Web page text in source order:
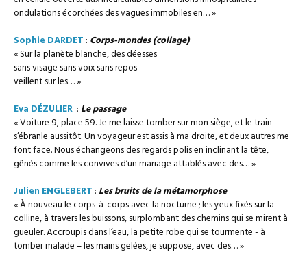
ondulations écorchées des vagues immobiles en… »
Sophie DARDET : Corps-mondes (collage)
« Sur la planète blanche, des déesses
sans visage sans voix sans repos
veillent sur les… »
Eva DÉZULIER : Le passage
« Voiture 9, place 59. Je me laisse tomber sur mon siège, et le train
s’ébranle aussitôt. Un voyageur est assis à ma droite, et deux autres me
font face. Nous échangeons des regards polis en inclinant la tête,
gênés comme les convives d’un mariage attablés avec des… »
Julien ENGLEBERT : Les bruits de la métamorphose
« À nouveau le corps-à-corps avec la nocturne ; les yeux fixés sur la
colline, à travers les buissons, surplombant des chemins qui se mirent à
gueuler. Accroupis dans l’eau, la petite robe qui se tourmente ­- à
tomber malade – les mains gelées, je suppose, avec des… »